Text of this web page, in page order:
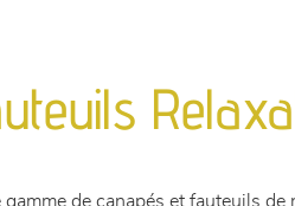
de canapés et fauteuils